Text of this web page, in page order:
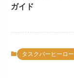
ガイド
タスクバーヒーロー